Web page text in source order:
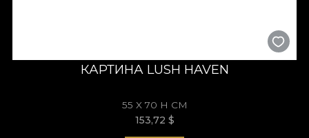
КАРТИНА LUSH HAVEN
55 X 70 H СМ
153,72 $